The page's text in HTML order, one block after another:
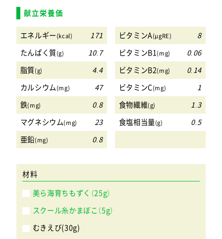
献立栄養価
エネルギー(kcal) 171 ビタミンA(μgRE)
8
たんぱく質(g) 10.7 ビタミンB1(mg)
0.06
脂質(g) 4.4 ビタミンB2(mg)
0.14
カルシウム(mg) 47 ビタミンC(mg)
1
鉄(mg) 0.8 食物繊維(g)
1.3
マグネシウム(mg) 23 食塩相当量(g)
0.5
亜鉛(mg) 0.8
材料
美ら海育ちもずく（25g）
スクール糸かまぼこ（5g）
むきえび(30g)